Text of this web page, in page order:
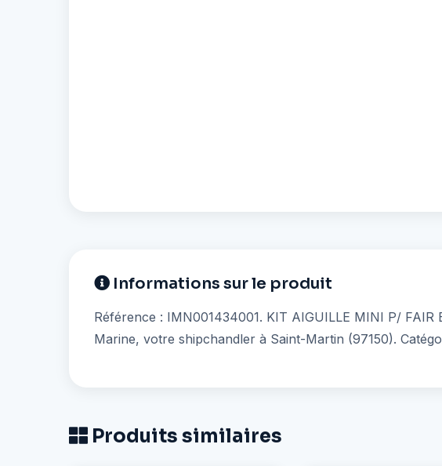
Informations sur le produit
Référence : IMN001434001. KIT AIGUILLE MINI P/
Marine, votre shipchandler à Saint-Martin (97150).
Produits similaires